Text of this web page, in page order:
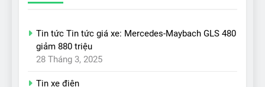
Tin tức Tin tức giá xe: Mercedes-Maybach GLS 480
giảm 880 triệu
28 Tháng 3, 2025
Tin xe điện